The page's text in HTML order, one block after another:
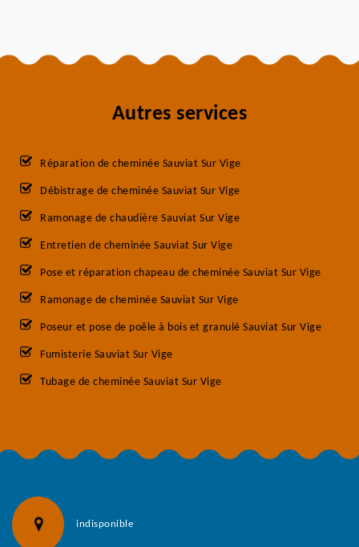
Autres services
Réparation de cheminée Sauviat Sur Vige
Débistrage de cheminée Sauviat Sur Vige
Ramonage de chaudière Sauviat Sur Vige
Entretien de cheminée Sauviat Sur Vige
Pose et réparation chapeau de cheminée Sauviat Sur Vige
Ramonage de cheminée Sauviat Sur Vige
Poseur et pose de poêle à bois et granulé Sauviat Sur Vige
Fumisterie Sauviat Sur Vige
Tubage de cheminée Sauviat Sur Vige
indisponible